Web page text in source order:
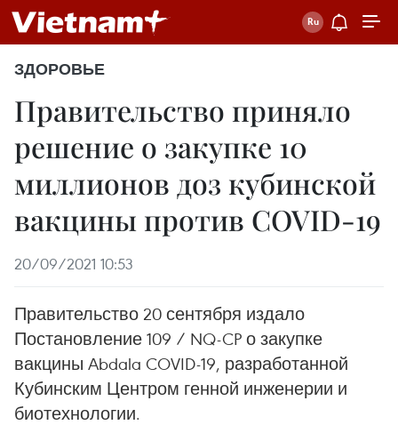
ЗДОРОВЬЕ
Правительство приняло
решение о закупке 10
миллионов доз кубинской
вакцины против COVID-19
20/09/2021 10:53
Правительство 20 сентября издало
Постановление 109 / NQ-CP о закупке
вакцины Abdala COVID-19, разработанной
Кубинским Центром генной инженерии и
биотехнологии.